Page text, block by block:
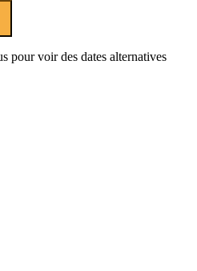
pour voir des dates alternatives